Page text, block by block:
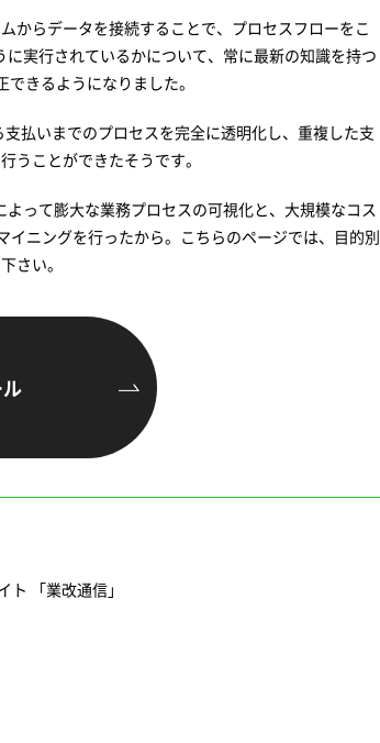
からデータを接続することで、プロセスフローをこ
実行されているかについて、常に最新の知識を持つ
きるようになりました。
払いまでのプロセスを完全に透明化し、重複した支
うことができたそうです。
って膨大な業務プロセスの可視化と、大規模なコス
ニングを行ったから。こちらのページでは、目的別
さい。
「業改通信」